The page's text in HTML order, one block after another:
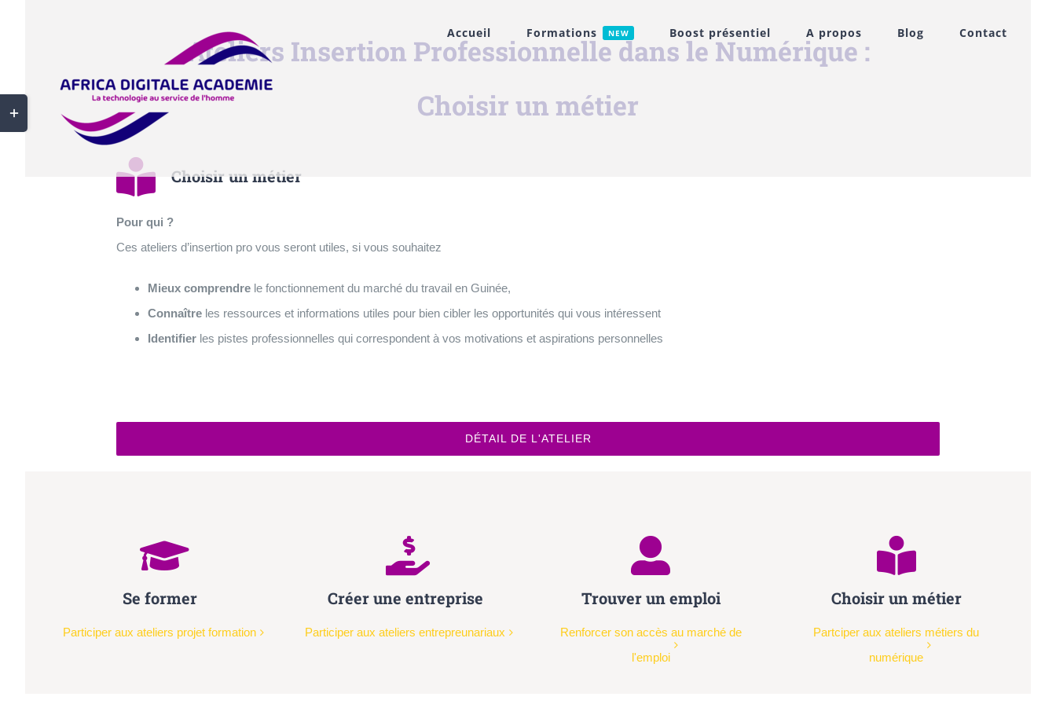
Accueil Formations NEW Boost présentiel A propos Blog Contact
Ateliers Insertion Professionnelle dans le Numérique :
Choisir un métier
Choisir un métier
Pour qui ?
Ces ateliers d’insertion pro vous seront utiles, si vous souhaitez
Mieux comprendre le fonctionnement du marché du travail en Guinée,
Connaître les ressources et informations utiles pour bien cibler les opportunités qui vous intéressent
Identifier les pistes professionnelles qui correspondent à vos motivations et aspirations personnelles
DÉTAIL DE L'ATELIER
Se former
Participer aux ateliers projet formation
Créer une entreprise
Participer aux ateliers entrepreunariaux
Trouver un emploi
Renforcer son accès au marché de
l'emploi
Choisir un métier
Partciper aux ateliers métiers du
numérique
de